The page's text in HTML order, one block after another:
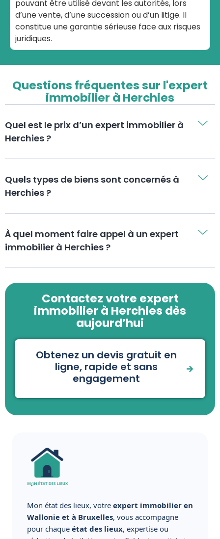
pouvant être utilisé devant les autorités, lors
d’une vente, d’une succession ou d’un litige. Il
constitue une garantie sérieuse face aux risques
juridiques.
Questions fréquentes sur l'expert
immobilier à Herchies
Quel est le prix d’un expert immobilier à
Herchies ?
Quels types de biens sont concernés à
Herchies ?
À quel moment faire appel à un expert
immobilier à Herchies ?
Contactez votre expert
immobilier à Herchies dès
aujourd’hui
Obtenez un devis gratuit en
ligne, rapide et sans
engagement
Mon état des lieux, votre expert immobilier en
Wallonie et à Bruxelles, vous accompagne
pour chaque état des lieux, expertise ou